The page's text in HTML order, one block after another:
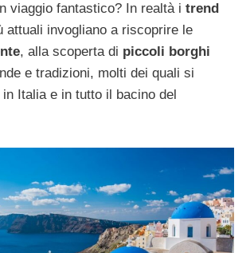
viaggio fantastico? In realtà i trend
attuali invogliano a riscoprire le
, alla scoperta di piccoli borghi
e tradizioni, molti dei quali si
Italia e in tutto il bacino del